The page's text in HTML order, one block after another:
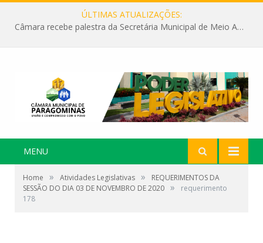
ÚLTIMAS ATUALIZAÇÕES:
Câmara recebe palestra da Secretária Municipal de Meio Ambiente sobre as ações da “SEMANA DO MEIO AMBIENTE”
MENU
Home » Atividades Legislativas »
REQUERIMENTOS DA
SESSÃO DO DIA 03 DE NOVEMBRO DE 2020 »
requerimento
178